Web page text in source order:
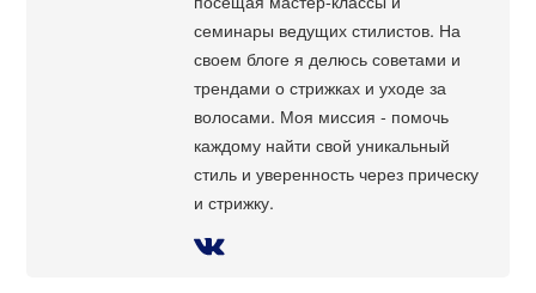
семинары ведущих стилистов. На
своем блоге я делюсь советами и
трендами о стрижках и уходе за
волосами. Моя миссия - помочь
каждому найти свой уникальный
стиль и уверенность через прическу
и стрижку.